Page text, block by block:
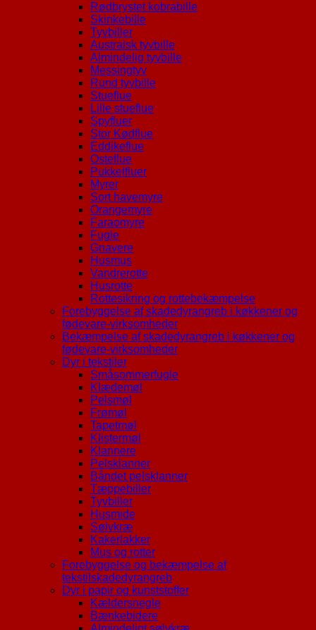
Rødbrystet kobrabille
Skinkebille
Tyvbiller
Australsk tyvbille
Almindelig tyvbille
Messingtyv
Rund tyvbille
Stueflue
Lille stueflue
Spyfluer
Stor Kødflue
Eddikeflue
Osteflue
Pukkelfluer
Myrer
Sort havemyre
Orangemyre
Faraomyre
Fugle
Gnavere
Husmus
Vandrerotte
Husrotte
Rottesikring og rottebekæmpelse
Forebyggelse af skadedyrangreb i køkkener og
fødevare-virksomheder
Bekæmpelse af skadedyrangreb i køkkener og
fødevare-virksomheder
Dyr i tekstiler
Småsommerfugle
Klædemøl
Pelsmøl
Frømøl
Tapetmøl
Klistermøl
Klannere
Pelsklanner
Båndet pelsklanner
Tæppebiller
Tyvbiller
Husmide
Sølvkræ
Kakerlakker
Mus og rotter
Forebyggelse og bekæmpelse af
tekstilskadedyrangreb
Dyr i papir og kunststoffer
Kældersnegle
Bænkebidere